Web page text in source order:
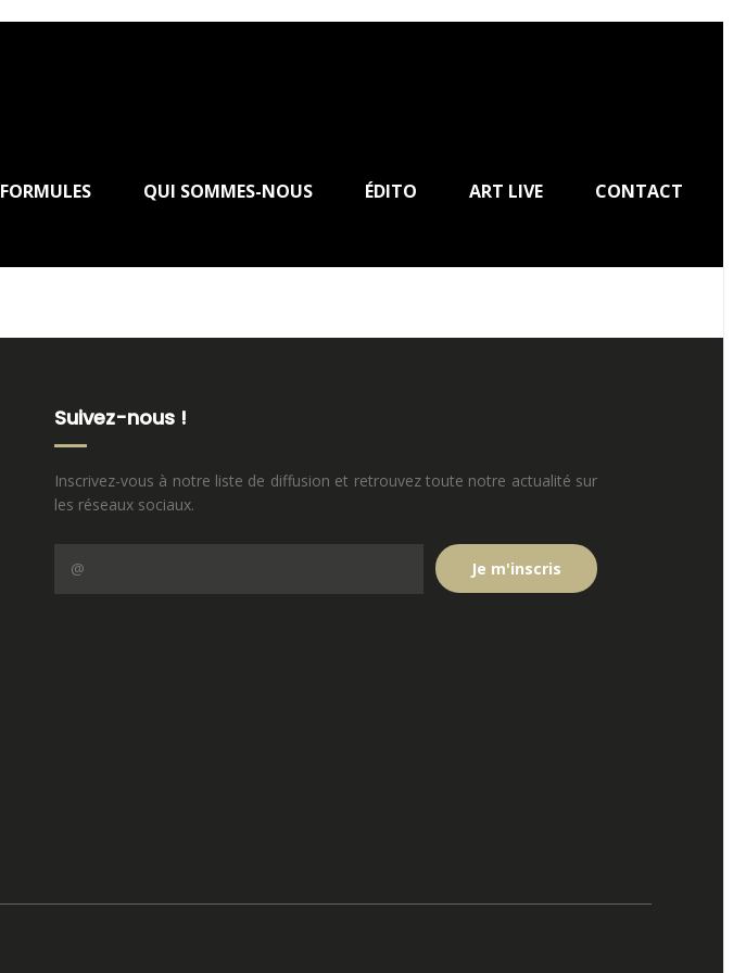
FORMULES QUI SOMMES-NOUS ÉDITO ART LIVE CONTACT
Suivez-nous !
Inscrivez-vous à notre liste de diffusion et retrouvez toute notre actualité sur
les réseaux sociaux.